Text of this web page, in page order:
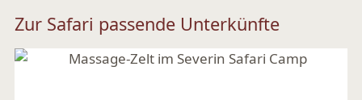
Zur Safari passende Unterkünfte